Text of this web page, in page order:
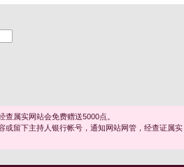
属实网站会免费赠送5000点。
留下主持人银行帐号，通知网站网管，经查证属